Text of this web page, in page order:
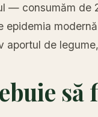
— consumăm de
epidemia
aportul de
să